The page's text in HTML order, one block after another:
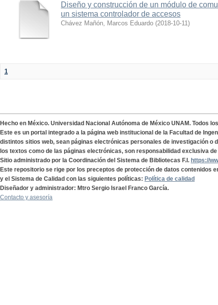
Diseño y construcción de un módulo de
un sistema controlador de accesos
Chávez Mañón, Marcos Eduardo (2018-10-11)
1
Hecho en México. Universidad Nacional Autónoma de México UNAM. Todos
Este es un portal integrado a la página web institucional de la Facultad de
distintos sitios web, sean páginas electrónicas personales de investigación o
los textos como de las páginas electrónicas, son responsabilidad exclusiva
Sitio administrado por la Coordinación del Sistema de Bibliotecas F.I. https://
Este repositorio se rige por los preceptos de protección de datos contenidos
y el Sistema de Calidad con las siguientes políticas: Política de calidad
Diseñador y administrador: Mtro Sergio Israel Franco García.
Contacto y asesoría